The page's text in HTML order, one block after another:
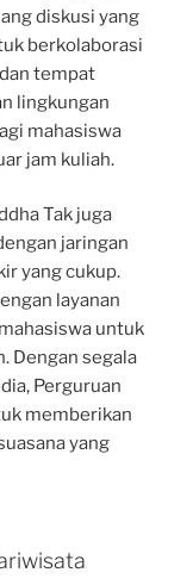
diskusi yang
berkolaborasi
tempat
lingkungan
mahasiswa
jam kuliah.
Tak juga
jaringan
yang cukup.
layanan
untuk
Dengan segala
Perguruan
memberikan
yang